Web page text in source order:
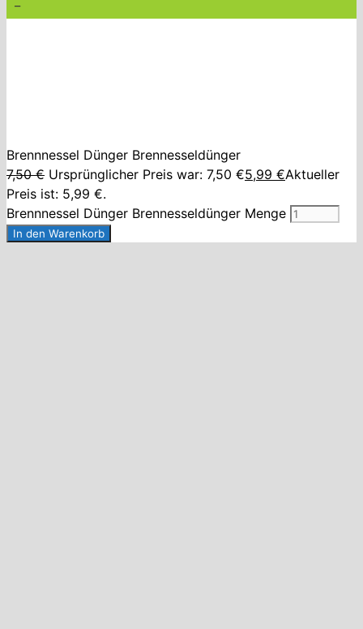
Brennnessel Dünger Brennesseldünger
7,50€ Ursprünglicher Preis war: 7,50 €5,99 €Aktueller
Preis ist: 5,99 €.
Brennnessel Dünger Brennesseldünger Menge
In den Warenkorb